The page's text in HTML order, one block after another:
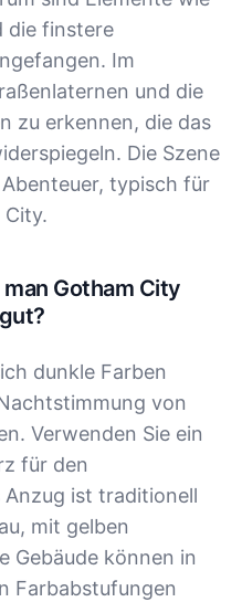
die finstere
Im
und die
zu erkennen, die das
Die Szene
typisch für
City.
Gotham City
dunkle Farben
von
Verwenden Sie ein
für den
ist traditionell
mit gelben
Gebäude können in
Farbabstufungen